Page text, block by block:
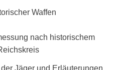
Waffen
nach historischem
Jäger und Erläuterungen